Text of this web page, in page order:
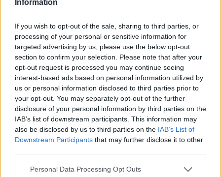
Information
If you wish to opt-out of the sale, sharing to third parties, or
processing of your personal or sensitive information for
targeted advertising by us, please use the below opt-out
section to confirm your selection. Please note that after your
opt-out request is processed you may continue seeing
interest-based ads based on personal information utilized by
us or personal information disclosed to third parties prior to
your opt-out. You may separately opt-out of the further
disclosure of your personal information by third parties on the
IAB’s list of downstream participants. This information may
also be disclosed by us to third parties on the IAB’s List of
Downstream Participants that may further disclose it to other
Please note that this website/app uses one or more Google
Personal Data Processing Opt Outs
wspomnianymi samochodami. Teoretycznie
maleje do około 30 tysięcy, z uwagi na dopłaty
rządowe do zakupu pojazdu elektrycznego. Różnica
tylko w kosztach paliwa i prądu zwróci się po około 85
tysiącach kilometrów. Realnie zapewne szybciej,
ponieważ koszty serwisowania aut elektrycznych są
niższe, a różnica w eksploatacji wiosną i jesienią
zwiększy się.
Jedna kluczowa kwestia, której nie można
pominąć
I jeszcze jeden „drobiazg” dla osób, które mają